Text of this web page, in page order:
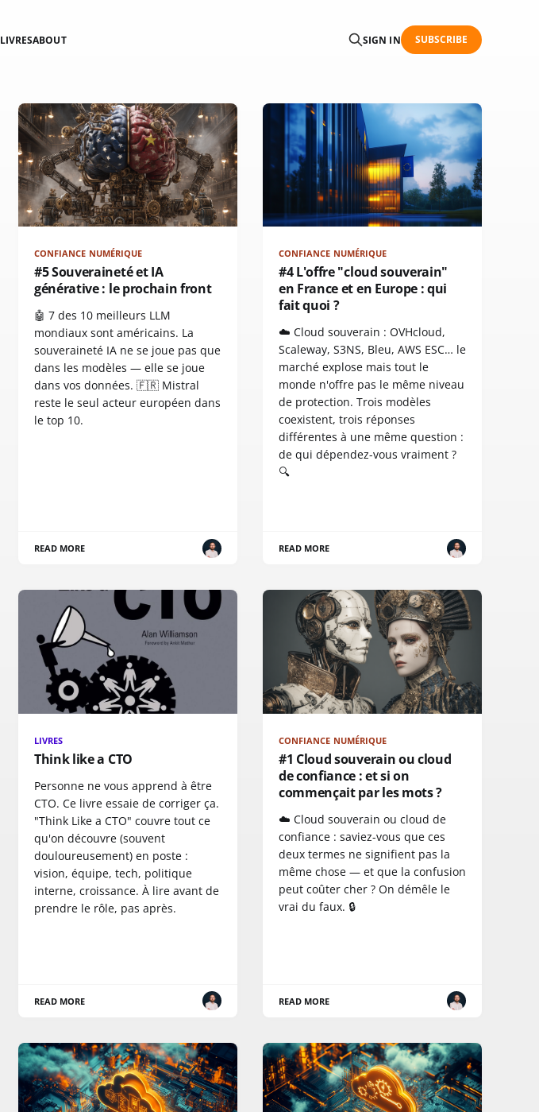
LIVRESABOUT SIGN IN SUBSCRIBE
CONFIANCE NUMÉRIQUE
#5 Souveraineté et IA
générative : le prochain front
🤖 7 des 10 meilleurs LLM
mondiaux sont américains. La
souveraineté IA ne se joue pas que
dans les modèles — elle se joue
dans vos données. 🇫🇷 Mistral
reste le seul acteur européen dans
le top 10.
READ MORE
CONFIANCE NUMÉRIQUE
#4 L'offre "cloud souverain"
en France et en Europe : qui
fait quoi ?
☁️ Cloud souverain : OVHcloud,
Scaleway, S3NS, Bleu, AWS ESC… le
marché explose mais tout le
monde n'offre pas le même niveau
de protection. Trois modèles
coexistent, trois réponses
différentes à une même question :
de qui dépendez-vous vraiment ?
🔍
READ MORE
LIVRES
Think like a CTO
Personne ne vous apprend à être
CTO. Ce livre essaie de corriger ça.
"Think Like a CTO" couvre tout ce
qu'on découvre (souvent
douloureusement) en poste :
vision, équipe, tech, politique
interne, croissance. À lire avant de
prendre le rôle, pas après.
READ MORE
CONFIANCE NUMÉRIQUE
#1 Cloud souverain ou cloud
de confiance : et si on
commençait par les mots ?
☁️ Cloud souverain ou cloud de
confiance : saviez-vous que ces
deux termes ne signifient pas la
même chose — et que la confusion
peut coûter cher ? On démêle le
vrai du faux. 🔒
READ MORE